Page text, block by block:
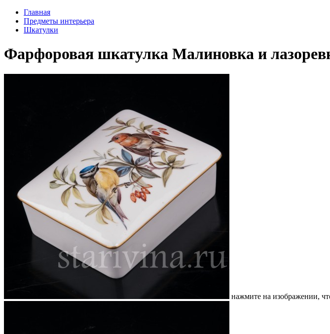
Главная
Предметы интерьера
Шкатулки
Фарфоровая шкатулка Малиновка и
нажмите на изображении,